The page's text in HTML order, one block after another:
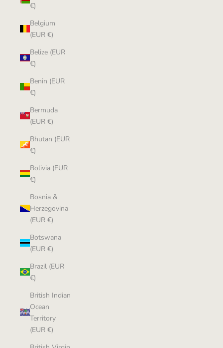
€)
Belgium
(EUR €)
Belize (EUR
€)
Benin (EUR
€)
Bermuda
(EUR €)
Bhutan (EUR
€)
Bolivia (EUR
€)
Bosnia &
Herzegovina
(EUR €)
Botswana
(EUR €)
Brazil (EUR
€)
British Indian
Ocean
Territory
(EUR €)